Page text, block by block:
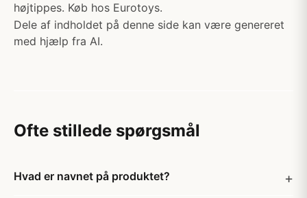
højtippes. Køb hos Eurotoys.
Dele af indholdet på denne side kan være genereret
med hjælp fra AI.
Ofte stillede spørgsmål
Hvad er navnet på produktet?